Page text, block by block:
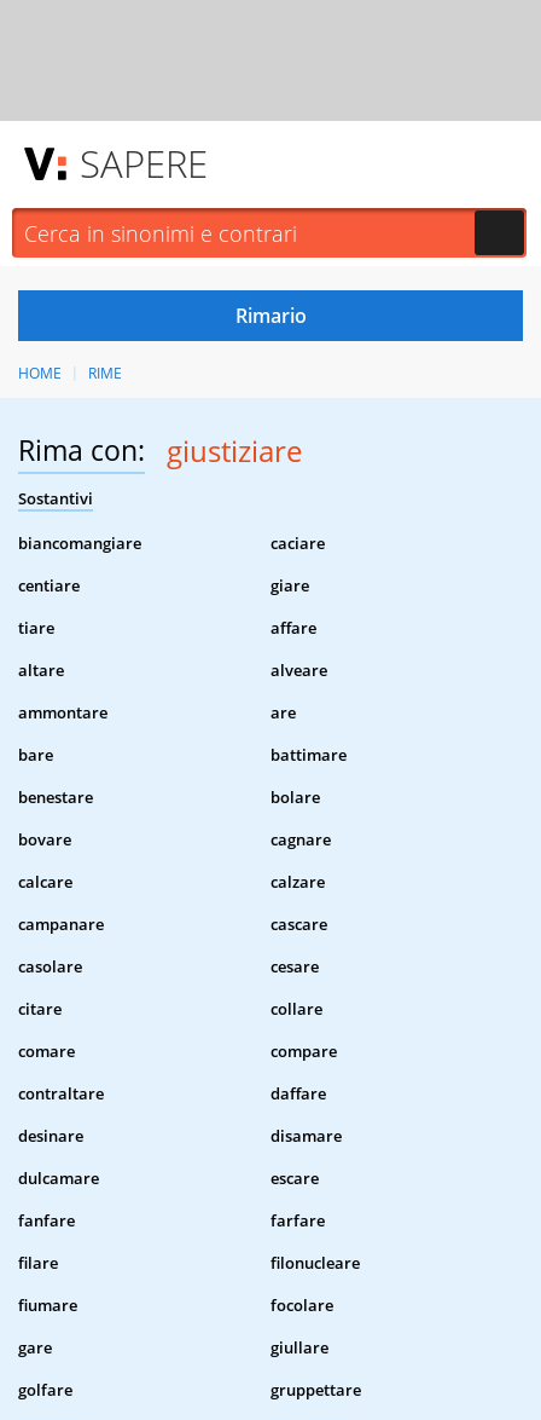
SAPERE
HOME RIME
Rima con: giustiziare
Sostantivi
biancomangiare
caciare
centiare
giare
tiare
affare
altare
alveare
ammontare
are
bare
battimare
benestare
bolare
bovare
cagnare
calcare
calzare
campanare
cascare
casolare
cesare
citare
collare
comare
compare
contraltare
daffare
desinare
disamare
dulcamare
escare
fanfare
farfare
filare
filonucleare
fiumare
focolare
gare
giullare
golfare
gruppettare